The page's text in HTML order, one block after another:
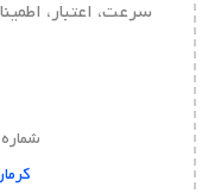
سرعت، اعتبار،
شماره